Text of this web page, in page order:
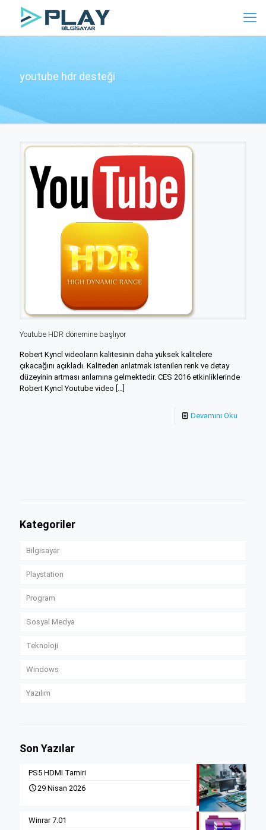
youtube hdr desteği
Youtube HDR dönemine başlıyor
Robert Kyncl videoların kalitesinin daha yüksek kalitelere
çıkacağını açıkladı. Kaliteden anlatmak istenilen renk ve detay
düzeyinin artması anlamına gelmektedir. CES 2016 etkinliklerinde
Robert Kyncl Youtube video
Devamını Oku
Kategoriler
Bilgisayar
Playstation
Program
Sosyal Medya
Teknoloji
Windows
Yazılım
Son Yazılar
PS5 HDMI Tamiri
29 Nisan 2026
Winrar 7.01